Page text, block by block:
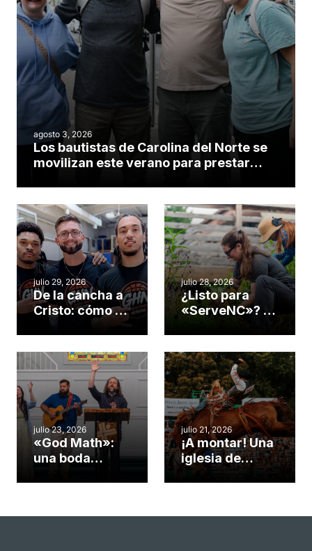
agosto 3, 2026
Los bautistas de Carolina del Norte se
movilizan este verano para prestar
julio 29, 2026
De la cancha a
Cristo: cómo el
gimnasio de
Cary se
convirtió en un
insólito campo
misionero te
cuento
julio 28, 2026
¿Listo para
«ServeNC»? 4
obra de Dios
durante la
Semana
ServeNC
julio 23, 2026
«God Math»:
una boda
celebra el
julio 21, 2026
¡A montar! Una
iglesia de
rodeo anual en